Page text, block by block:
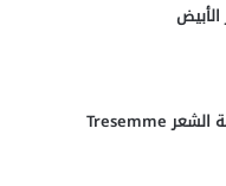
شامبو تريسمي لكثافة الشعر Tresemme